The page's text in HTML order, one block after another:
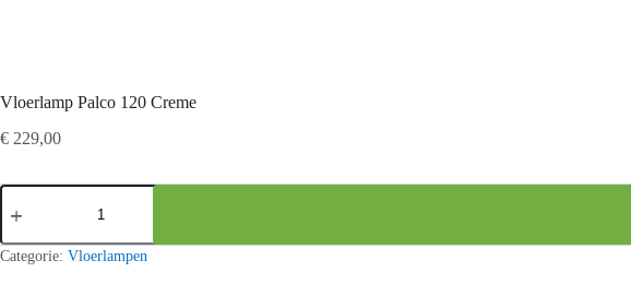
Vloerlamp Palco 120 Creme
€ 229,00
Vloerlamp
Palco
Creme
aantal
Categorie: Vloerlampen